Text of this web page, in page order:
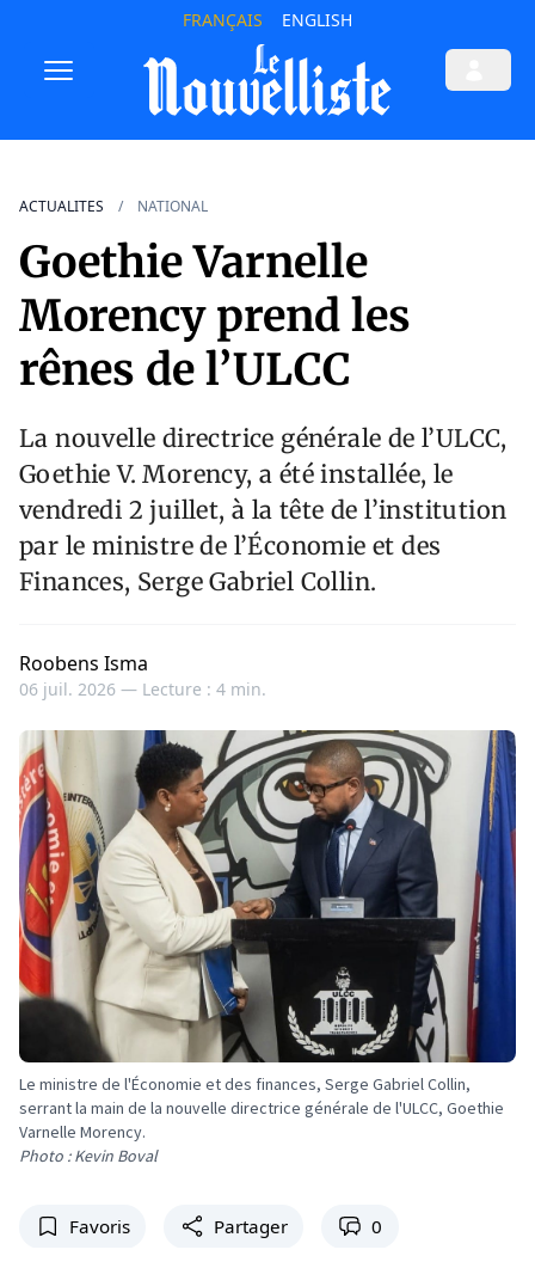
FRANÇAIS ENGLISH
ACTUALITES NATIONAL
Goethie Varnelle
Morency prend les
rênes de l’ULCC
La nouvelle directrice générale de l’ULCC,
Goethie V. Morency, a été installée, le
vendredi 2 juillet, à la tête de l’institution
par le ministre de l’Économie et des
Finances, Serge Gabriel Collin.
Roobens Isma
06 juil. 2026 — Lecture : 4 min.
Le ministre de l'Économie et des finances, Serge Gabriel Collin,
serrant la main de la nouvelle directrice générale de l'ULCC, Goethie
Varnelle Morency.
Photo : Kevin Boval
Favoris Partager 0